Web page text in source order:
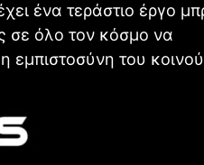
ένα τεράστιο έργο
σε όλο τον κόσμο να
εμπιστοσύνη του